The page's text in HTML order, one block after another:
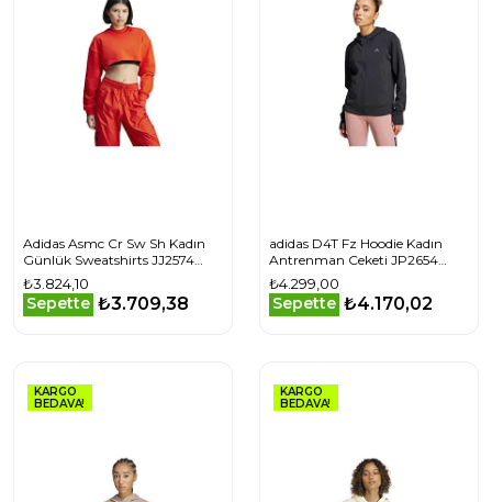
Adidas Asmc Cr Sw Sh Kadın
Günlük Sweatshirts JJ2574
Kırmızı
₺3.824,10
Sepette ₺3.709,38
adidas D4T Fz Hoodie Kadın
Antrenman Ceketi JP2654
Siyah
₺4.299,00
Sepette ₺4.170,02
KARGO
BEDAVA!
KARGO
BEDAVA!